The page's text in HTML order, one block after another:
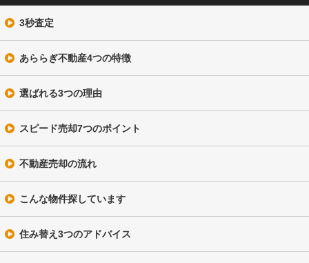
3秒査定
あららぎ不動産4つの特徴
選ばれる3つの理由
スピード売却7つのポイント
不動産売却の流れ
こんな物件探しています
住み替え3つのアドバイス